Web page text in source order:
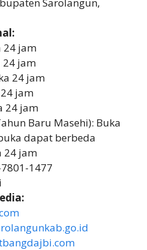
24 jam
24 jam
24 jam
jam
24 jam
Baru Masehi): Buka
dapat berbeda
24 jam
1477